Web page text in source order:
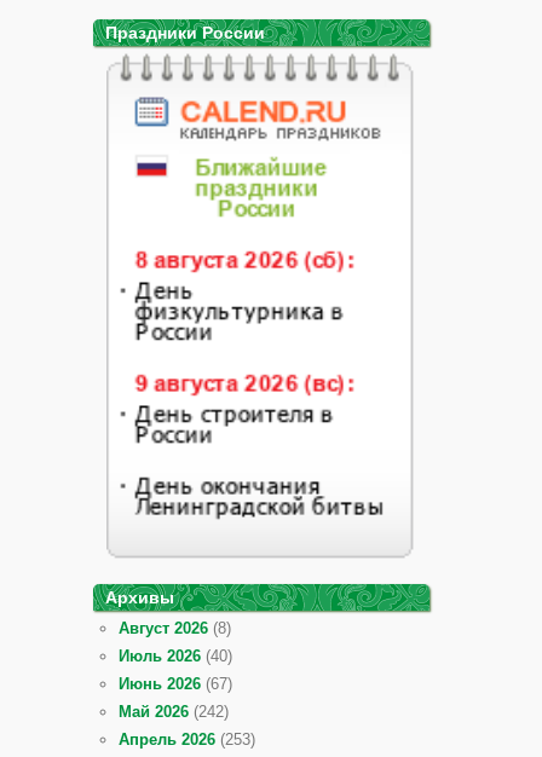
Праздники России
Архивы
Август 2026 (8)
Июль 2026 (40)
Июнь 2026 (67)
Май 2026 (242)
Апрель 2026 (253)